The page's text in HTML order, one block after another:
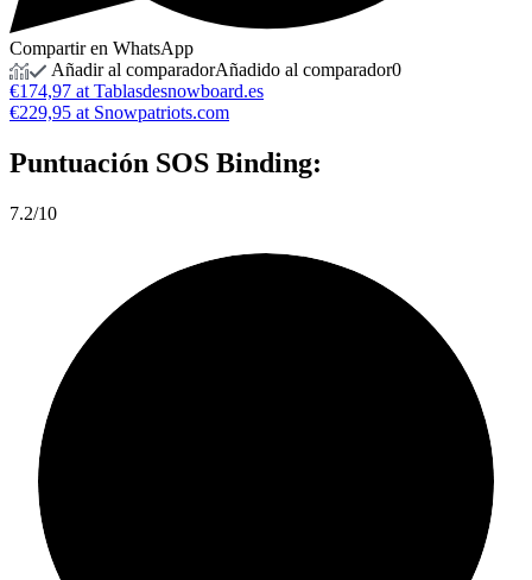
Compartir en WhatsApp
Añadir al comparadorAñadido al comparador0
€174,97 at Tablasdesnowboard.es
€229,95 at Snowpatriots.com
Puntuación SOS Binding:
7.2/10